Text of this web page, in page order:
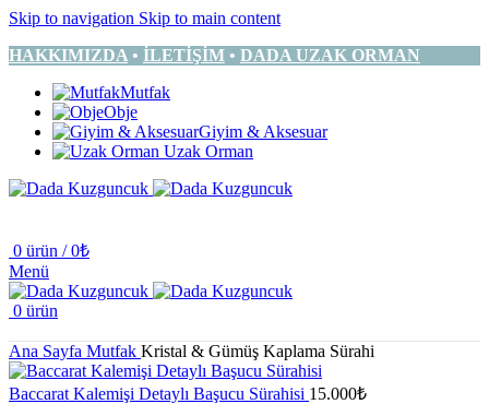
Skip to navigation Skip to main content
HAKKIMIZDA • İLETİŞİM • DADA UZAK ORMAN
Mutfak
Obje
Giyim & Aksesuar
Uzak Orman
0 ürün / 0₺
Menü
0 ürün
Ana Sayfa Mutfak Kristal & Gümüş Kaplama Sürahi
Baccarat Kalemişi Detaylı Başucu Sürahisi 15.000₺